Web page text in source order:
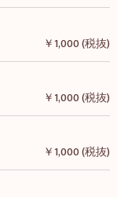
￥1,000 (税抜)
￥1,000 (税抜)
￥1,000 (税抜)